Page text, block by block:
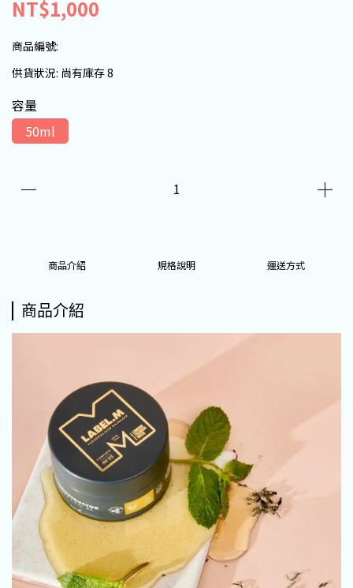
NT$1,000
商品編號:
供貨狀況: 尚有庫存 8
容量
50ml
商品介紹 規格說明 運送方式
商品介紹